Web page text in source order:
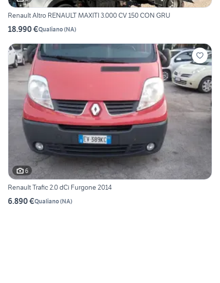
Renault Altro RENAULT MAXITI 3.000 CV 150 CON GRU
18.990 €Qualiano(NA)
6
Renault Trafic 2.0 dCi Furgone 2014
6.890 €Qualiano(NA)